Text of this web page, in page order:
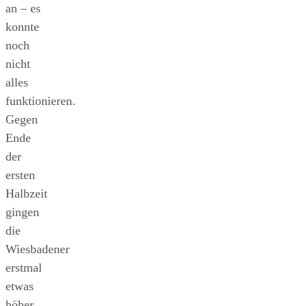
an – es
konnte
noch
nicht
alles
funktionieren.
Gegen
Ende
der
ersten
Halbzeit
gingen
die
Wiesbadener
erstmal
etwas